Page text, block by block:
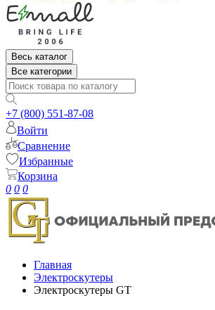
Весь каталог
Все категории
+7 (800) 551-87-08
Войти
Сравнение
Избранные
Корзина
0 0 0
Главная
Электроскутеры
Электроскутеры GT